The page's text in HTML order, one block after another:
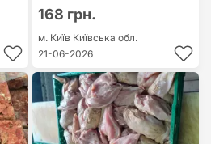
168 грн.
м. Київ Київська обл.
21-06-2026